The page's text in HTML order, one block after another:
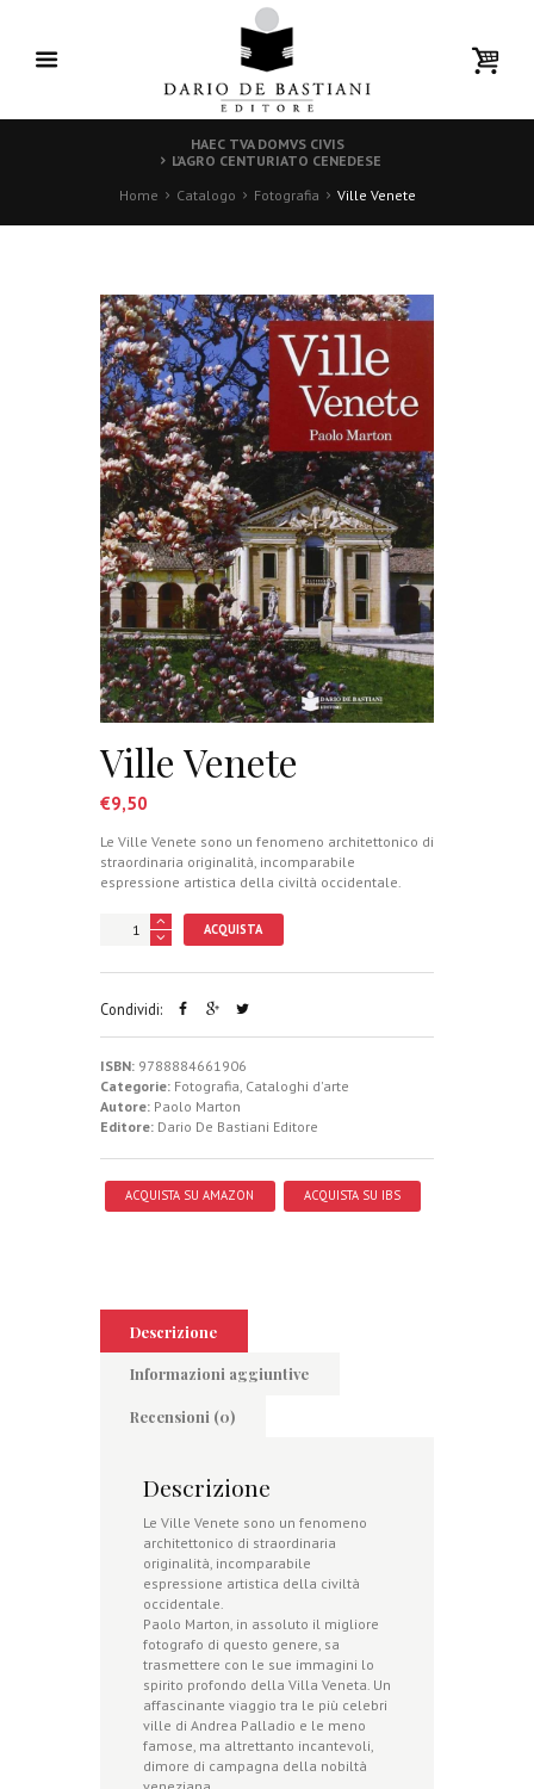
HAEC TVA DOMVS CIVIS
L’AGRO CENTURIATO CENEDESE
Home
Catalogo Fotografia Ville Venete
Ville Venete
€9,50
Le Ville Venete sono un fenomeno architettonico di
straordinaria originalità, incomparabile
espressione artistica della civiltà occidentale.
ACQUISTA
Condividi:
ISBN: 9788884661906
Categorie: Fotografia Cataloghi d'arte
Autore: Paolo Marton
Editore: Dario De Bastiani Editore
ACQUISTA SU AMAZON ACQUISTA SU IBS
Descrizione
Informazioni aggiuntive
Recensioni (0)
Descrizione
Le Ville Venete sono un fenomeno
architettonico di straordinaria
originalità, incomparabile
espressione artistica della civiltà
occidentale.
Paolo Marton, in assoluto il migliore
fotografo di questo genere, sa
trasmettere con le sue immagini lo
spirito profondo della Villa Veneta. Un
affascinante viaggio tra le più celebri
ville di Andrea Palladio e le meno
famose, ma altrettanto incantevoli,
dimore di campagna della nobiltà